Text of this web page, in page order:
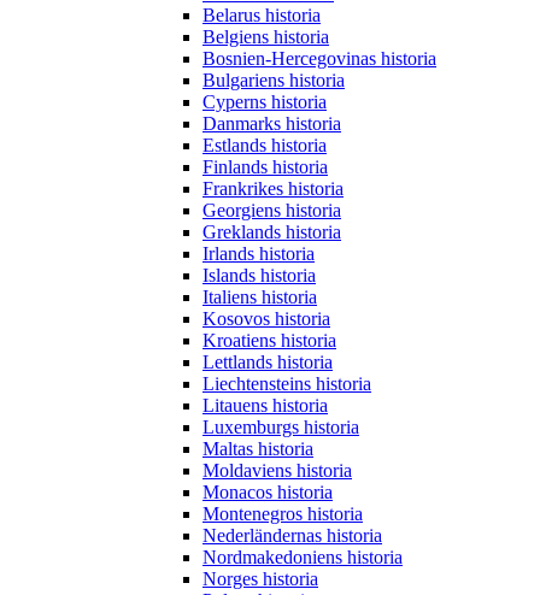
Belarus historia
Belgiens historia
Bosnien-Hercegovinas historia
Bulgariens historia
Cyperns historia
Danmarks historia
Estlands historia
Finlands historia
Frankrikes historia
Georgiens historia
Greklands historia
Irlands historia
Islands historia
Italiens historia
Kosovos historia
Kroatiens historia
Lettlands historia
Liechtensteins historia
Litauens historia
Luxemburgs historia
Maltas historia
Moldaviens historia
Monacos historia
Montenegros historia
Nederländernas historia
Nordmakedoniens historia
Norges historia